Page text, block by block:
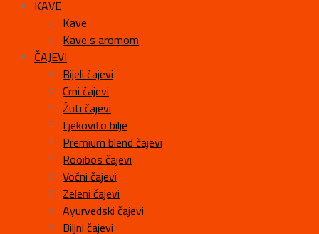
KAVE
Kave
Kave s aromom
ČAJEVI
Bijeli čajevi
Crni čajevi
Žuti čajevi
Ljekovito bilje
Premium blend čajevi
Rooibos čajevi
Voćni čajevi
Zeleni čajevi
Ayurvedski čajevi
Biljni čajevi